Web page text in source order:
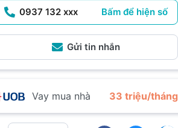
0937 132 xxx Bấm để hiện số
Gửi tin nhắn
Vay mua nhà 33 triệu/tháng